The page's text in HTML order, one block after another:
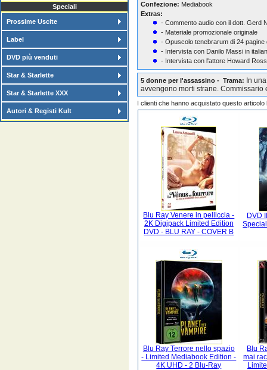
Speciali
Prossime Uscite
Label
DVD più venduti
Star & Starlette
Star & Starlette XXX
Autori & Registi Kult
Confezione: Mediabook
Extras:
- Commento audio con il dott. Gerd
- Materiale promozionale originale
- Opuscolo tenebrarum di 24 pagine
- Intervista con Danilo Massi in
- Intervista con l'attore Howard
5 donne per l'assassino - Trama: In
avvengono morti strane. Commissario
I clienti che hanno acquistato questo
Blu Ray Venere in pelliccia -
2K Digipack Limited Edition
DVD - BLU RAY - COVER B
DVD
Blu Ray Terrore nello spazio
- Limited Mediabook Edition -
4K UHD - 2 Blu-Ray
Blu
mai